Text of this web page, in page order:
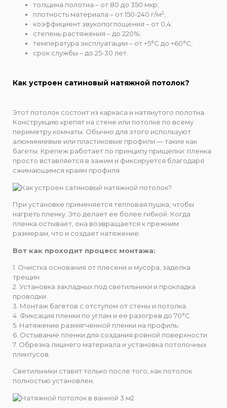
толщина полотна – от 80 до 350 мкр;
плотность материала – от 150-240 г/м2;
коэффициент звукопоглощения – от 0,4;
степень растяжения – до 220%;
температура эксплуатации – от +5°C до +60°C;
срок службы – до 25-30 лет.
Как устроен сатиновый натяжной потолок?
Этот потолок состоит из каркаса и натянутого полотна.
Конструкцию крепят на стене или потолке по всему
периметру комнаты. Обычно для этого используют
алюминиевые или пластиковые профили — такие как
багеты. Крепеж работает по принципу прищепки: пленка
просто вставляется в зажим и фиксируется благодаря
сжимающимся краям профиля.
При установке применяется тепловая пушка, чтобы
нагреть пленку. Это делает ее более гибкой. Когда
пленка остывает, она возвращается к прежним
размерам, что и создает натяжение.
Вот как проходит процесс монтажа:
1. Очистка основания от плесени и мусора, заделка
трещин.
2. Установка закладных под светильники и прокладка
проводки.
3. Монтаж багетов с отступом от стены и потолка.
4. Фиксация пленки по углам и ее разогрев до 70°C.
5. Натяжение размягченной пленки на профиль.
6. Остывание пленки для создания ровной поверхности.
7. Обрезка лишнего материала и установка потолочных
плинтусов.
Светильники ставят только после того, как потолок
полностью установлен.